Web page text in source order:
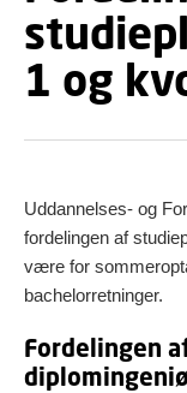
1 og
Uddannelses- og
fordelingen af
være for
bachelorretninger.
Fordelingen